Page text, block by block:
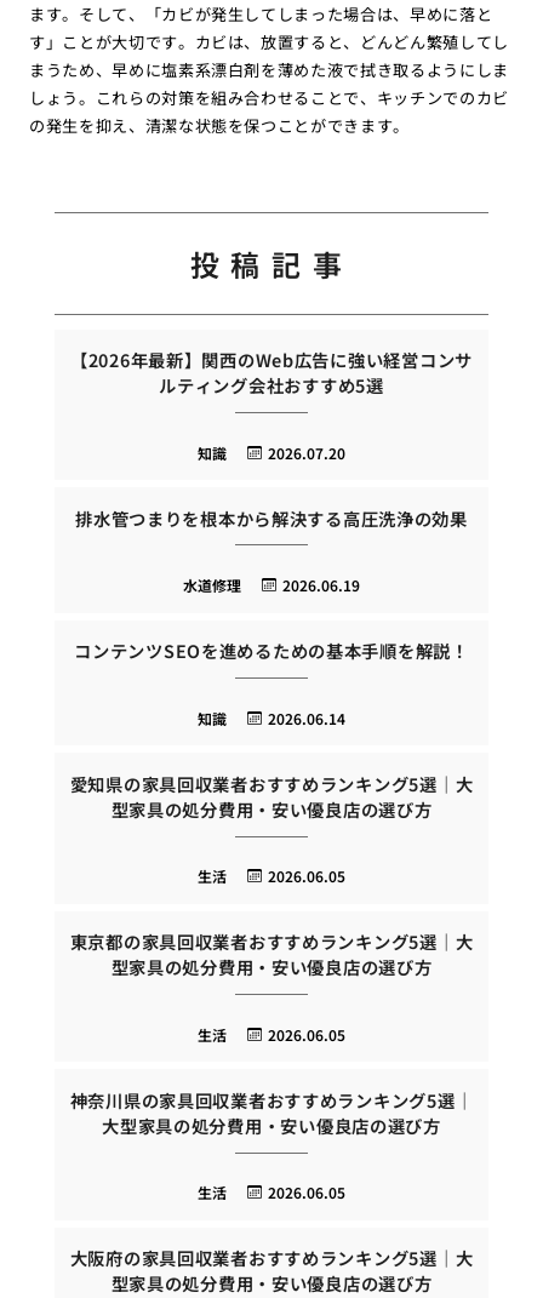
ます。そして、「カビが発生してしまった場合は、早めに落と
す」ことが大切です。カビは、放置すると、どんどん繁殖してし
まうため、早めに塩素系漂白剤を薄めた液で拭き取るようにしま
しょう。これらの対策を組み合わせることで、キッチンでのカビ
の発生を抑え、清潔な状態を保つことができます。
投稿記事
【2026年最新】関西のWeb広告に強い経営コンサ
ルティング会社おすすめ5選
2026.07.20
知識
排水管つまりを根本から解決する高圧洗浄の効果
2026.06.19
水道修理
コンテンツSEOを進めるための基本手順を解説！
2026.06.14
知識
愛知県の家具回収業者おすすめランキング5選｜大
型家具の処分費用・安い優良店の選び方
2026.06.05
生活
東京都の家具回収業者おすすめランキング5選｜大
型家具の処分費用・安い優良店の選び方
2026.06.05
生活
神奈川県の家具回収業者おすすめランキング5選｜
大型家具の処分費用・安い優良店の選び方
2026.06.05
生活
大阪府の家具回収業者おすすめランキング5選｜大
型家具の処分費用・安い優良店の選び方